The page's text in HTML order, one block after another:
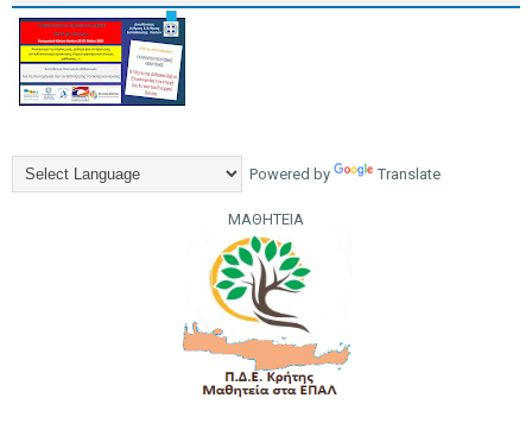
Powered by Translate
ΜΑΘΗΤΕΙΑ